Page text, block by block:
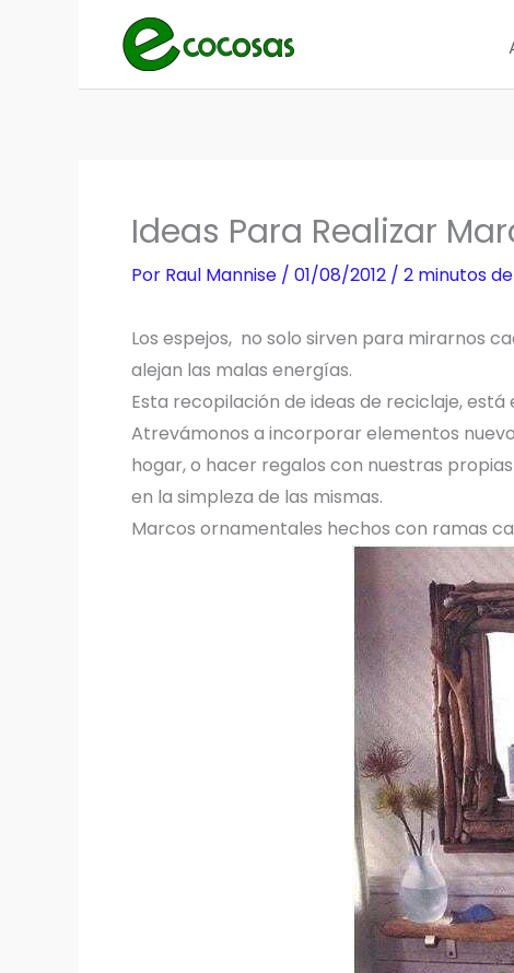
Ideas Para Realizar
Por Raul Mannise / 01/08/2012 / 2 minutos
Los espejos, no solo sirven para mirarnos
alejan las malas energías.
Esta recopilación de ideas de reciclaje,
Atrevámonos a incorporar elementos
hogar, o hacer regalos con nuestras
en la simpleza de las mismas.
Marcos ornamentales hechos con ramas